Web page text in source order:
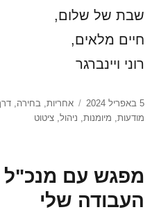
שבת של שלום,
חיים מלאים,
רוני ויינברגר
פורסם
בתאריך
5 באפריל 2024 תגיות
אחריות,בחירה,
מודעות, מיומנות, ניהול,ציטוט
מפגש עם מנכ"ל
העבודה שלי